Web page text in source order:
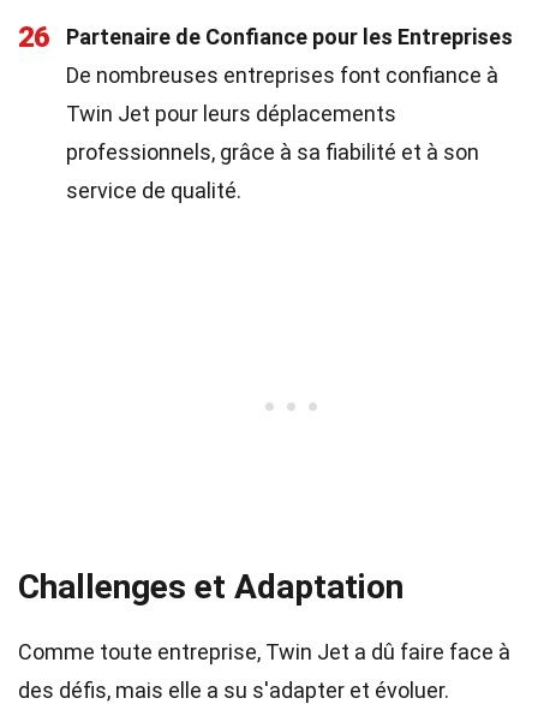
26
Partenaire de Confiance pour les Entreprises
De nombreuses entreprises font confiance à
Twin Jet pour leurs déplacements
professionnels, grâce à sa fiabilité et à son
service de qualité.
Challenges et Adaptation
Comme toute entreprise, Twin Jet a dû faire face à
des défis, mais elle a su s'adapter et évoluer.